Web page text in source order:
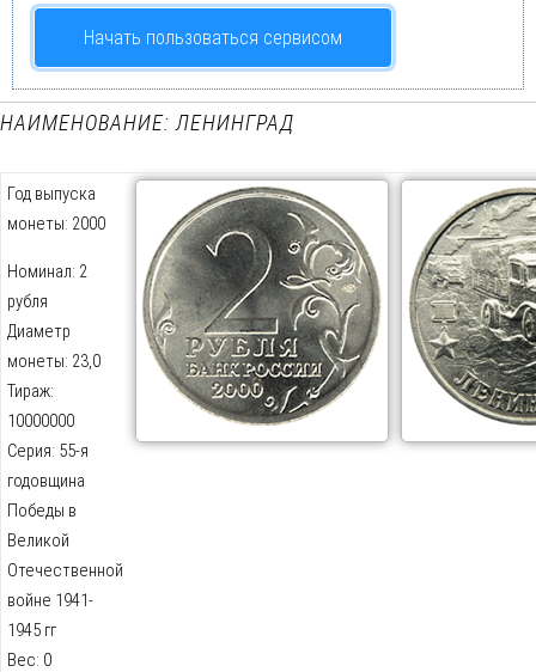
Начать пользоваться сервисом
НАИМЕНОВАНИЕ: ЛЕНИНГРАД
Год выпуска
монеты: 2000
Номинал: 2
рубля
Диаметр
монеты: 23,0
Тираж:
10000000
Серия: 55-я
годовщина
Победы в
Великой
Отечественной
войне 1941-
1945 гг
Вес: 0